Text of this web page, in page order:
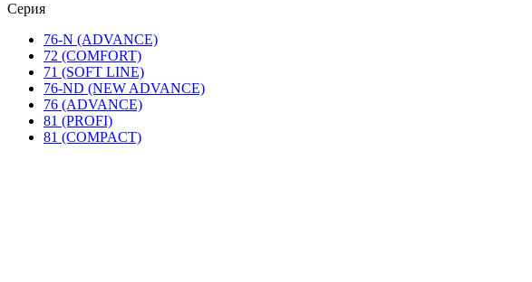
Серия
76-N (ADVANCE)
72 (COMFORT)
71 (SOFT LINE)
76-ND (NEW ADVANCE)
76 (ADVANCE)
81 (PROFI)
81 (COMPACT)